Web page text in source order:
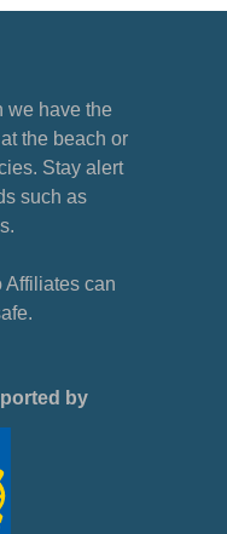
we have the
the beach or
Stay alert
such as
Affiliates can
by